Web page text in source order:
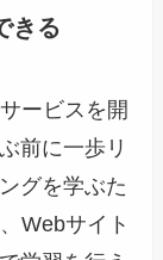
きる
ービスを開
前に一歩リ
グを学ぶた
Webサイト